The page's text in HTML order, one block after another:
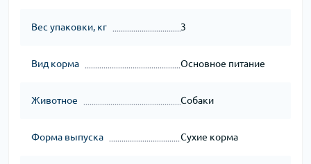
Вес упаковки, кг 3
Вид корма Основное питание
Животное Собаки
Форма выпуска Сухие корма